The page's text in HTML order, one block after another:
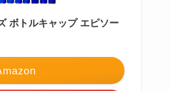
ボトルキャップ エピソー